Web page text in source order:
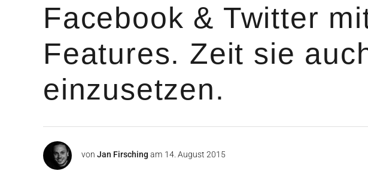
Facebook & Twitter
Features. Zeit sie
einzusetzen.
von Jan Firsching am 14. August 2015